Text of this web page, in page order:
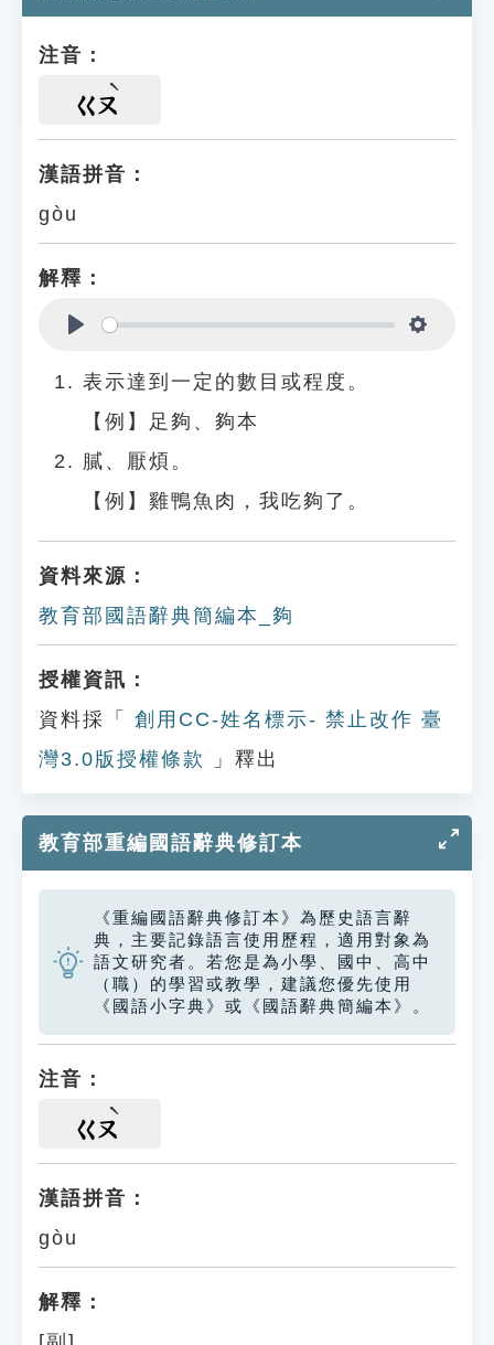
注音：
ㄍㄡ
漢語拼音：
gòu
解釋：
表示達到一定的數目或程度。
【例】足夠、夠本
膩、厭煩。
【例】雞鴨魚肉，我吃夠了。
資料來源：
教育部國語辭典簡編本_夠
授權資訊：
資料採「
創用CC-姓名標示- 禁止改作 臺
灣3.0版授權條款
」釋出
教育部重編國語辭典修訂本
《重編國語辭典修訂本》為歷史語言辭
典，主要記錄語言使用歷程，適用對象為
語文研究者。若您是為小學、國中、高中
（職）的學習或教學，建議您優先使用
《國語小字典》或《國語辭典簡編本》。
注音：
ㄍㄡ
漢語拼音：
gòu
解釋：